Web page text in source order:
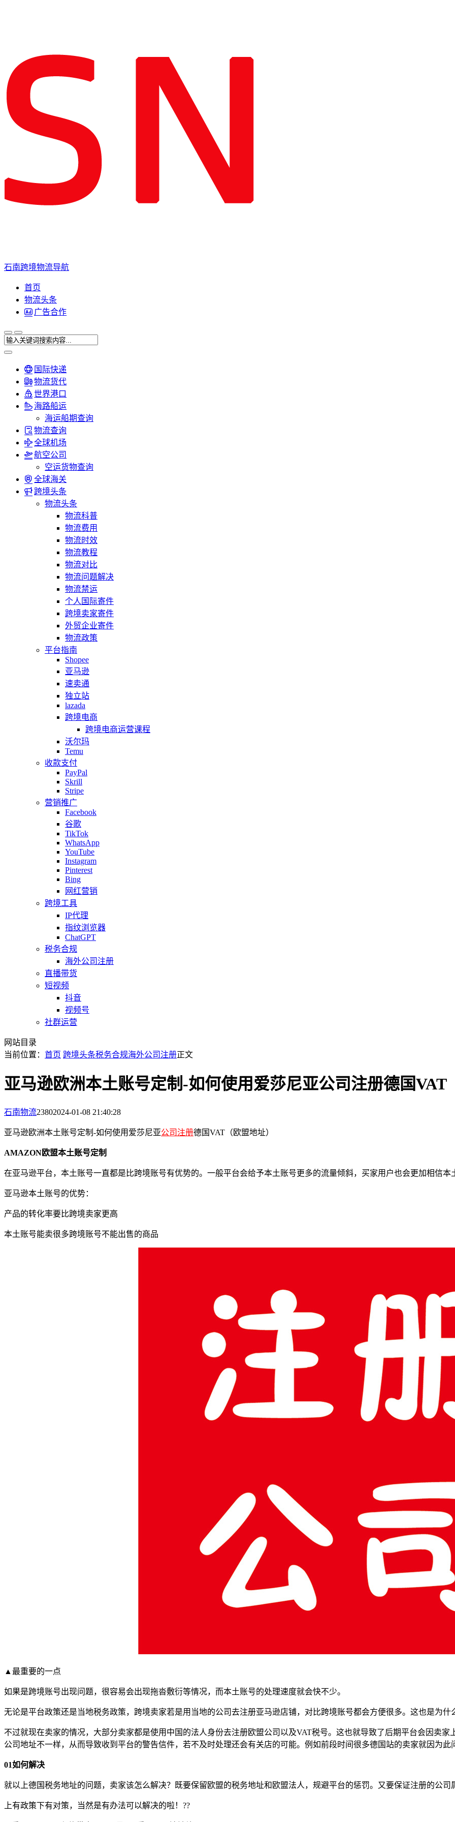
石南跨境物流导航
首页
物流头条
广告合作
国际快递
物流货代
世界港口
海路船运
海运船期查询
物流查询
全球机场
航空公司
空运货物查询
全球海关
跨境头条
物流头条
物流科普
物流费用
物流时效
物流教程
物流对比
物流问题解决
物流禁运
个人国际寄件
跨境卖家寄件
外贸企业寄件
物流政策
平台指南
Shopee
亚马逊
速卖通
独立站
lazada
跨境电商
跨境电商运营课程
沃尔玛
Temu
收款支付
PayPal
Skrill
Stripe
营销推广
Facebook
谷歌
TikTok
WhatsApp
YouTube
Instagram
Pinterest
Bing
网红营销
跨境工具
IP代理
指纹浏览器
ChatGPT
税务合规
海外公司注册
直播带货
短视频
抖音
视频号
社群运营
网站目录
当前位置： 首页 跨境头条税务合规海外公司注册正文
亚马逊欧洲本土账号定制-如何使用爱莎尼亚公司注册德国VAT
石南物流23802024-01-08 21:40:28
亚马逊欧洲本土账号定制-如何使用爱莎尼亚公司注册德国VAT（欧盟地址）
AMAZON欧盟本土账号定制
在亚马逊平台，本土账号一直都是比跨境账号有优势的。一般平台会给予本土账号更多的流量倾斜，买家用户也会更加相信本
亚马逊本土账号的优势：
产品的转化率要比跨境卖家更高
本土账号能卖很多跨境账号不能出售的商品
▲最重要的一点
如果是跨境账号出现问题，很容易会出现拖沓敷衍等情况，而本土账号的处理速度就会快不少。
无论是平台政策还是当地税务政策，跨境卖家若是用当地的公司去注册亚马逊店铺，对比跨境账号都会方便很多。这也是为
不过就现在卖家的情况，大部分卖家都是使用中国的法人身份去注册欧盟公司以及VAT税号。这也就导致了后期平台会因卖
公司地址不一样，从而导致收到平台的警告信件，若不及时处理还会有关店的可能。例如前段时间很多德国站的卖家就因为此
01如何解决
就以上德国税务地址的问题，卖家该怎么解决？既要保留欧盟的税务地址和欧盟法人，规避平台的惩罚。又要保证注册的公司
上有政策下有对策，当然是有办法可以解决的啦！??